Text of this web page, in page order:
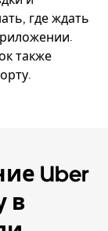
где ждать
также
Uber
в